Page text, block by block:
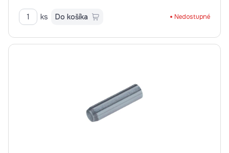
ks Do košíka Nedostupné